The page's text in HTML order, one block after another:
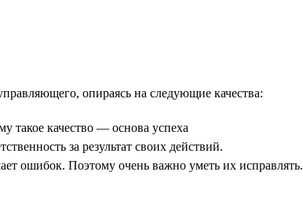
опираясь на следующие качества:
такое качество — основа успеха
за результат своих действий.
ошибок. Поэтому очень важно уметь их исправлять.